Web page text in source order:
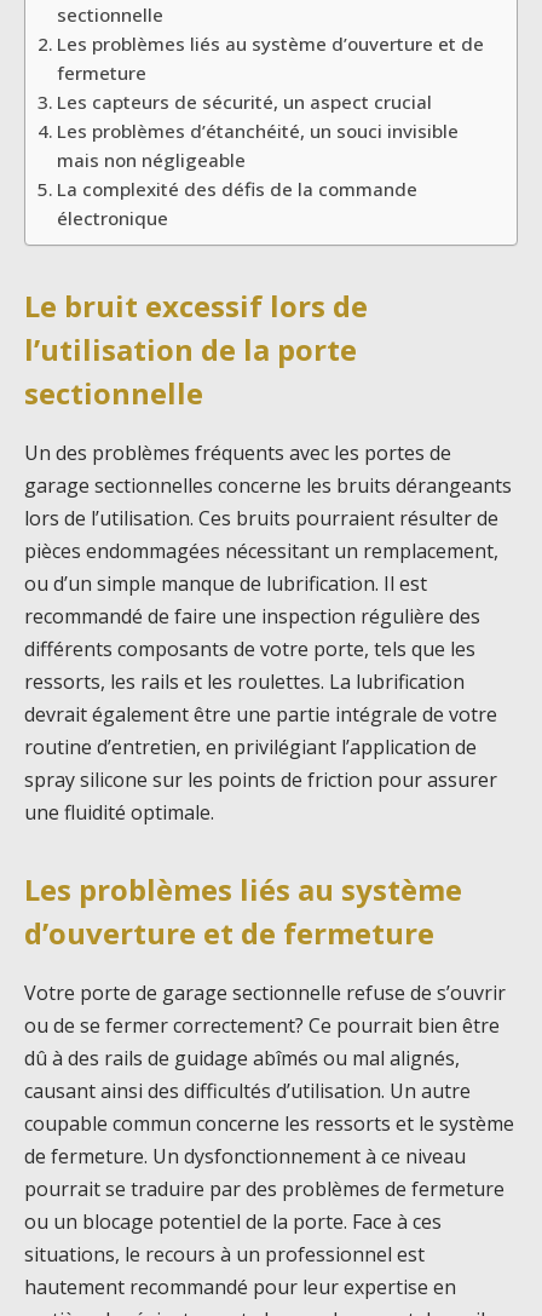
sectionnelle
Les problèmes liés au système d’ouverture et de
fermeture
Les capteurs de sécurité, un aspect crucial
Les problèmes d’étanchéité, un souci invisible
mais non négligeable
La complexité des défis de la commande
électronique
Le bruit excessif lors de
l’utilisation de la porte
sectionnelle
Un des problèmes fréquents avec les portes de
garage sectionnelles concerne les bruits dérangeants
lors de l’utilisation. Ces bruits pourraient résulter de
pièces endommagées nécessitant un remplacement,
ou d’un simple manque de lubrification. Il est
recommandé de faire une inspection régulière des
différents composants de votre porte, tels que les
ressorts, les rails et les roulettes. La lubrification
devrait également être une partie intégrale de votre
routine d’entretien, en privilégiant l’application de
spray silicone sur les points de friction pour assurer
une fluidité optimale.
Les problèmes liés au système
d’ouverture et de fermeture
Votre porte de garage sectionnelle refuse de s’ouvrir
ou de se fermer correctement? Ce pourrait bien être
dû à des rails de guidage abîmés ou mal alignés,
causant ainsi des difficultés d’utilisation. Un autre
coupable commun concerne les ressorts et le système
de fermeture. Un dysfonctionnement à ce niveau
pourrait se traduire par des problèmes de fermeture
ou un blocage potentiel de la porte. Face à ces
situations, le recours à un professionnel est
hautement recommandé pour leur expertise en